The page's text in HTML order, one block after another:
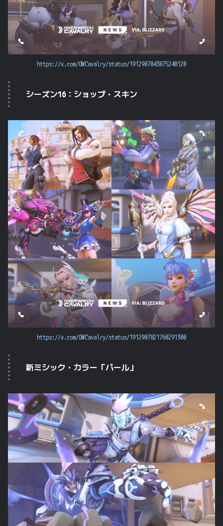
https://x.com/OWCavalry/status/1912907043075240120
シーズン16：ショップ・スキン
https://x.com/OWCavalry/status/1912907821760291300
新ミシック・カラー「パール」